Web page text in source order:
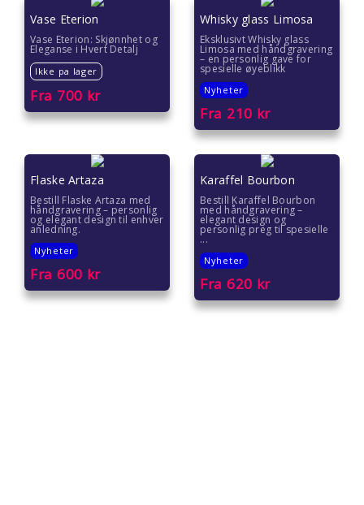
Vase Eterion
Vase Eterion: Skjønnhet og
Eleganse i Hvert Detalj
Ikke pa lager
Fra 700 kr
Whisky glass Limosa
Eksklusivt Whisky glass
Limosa med håndgravering
– en personlig gave for
spesielle øyeblikk
Nyheter
Fra 210 kr
Flaske Artaza
Bestill Flaske Artaza med
håndgravering – personlig
og elegant design til enhver
anledning.
Nyheter
Fra 600 kr
Karaffel Bourbon
Bestill Karaffel Bourbon
med håndgravering –
elegant design og
personlig preg til spesielle
...
Nyheter
Fra 620 kr